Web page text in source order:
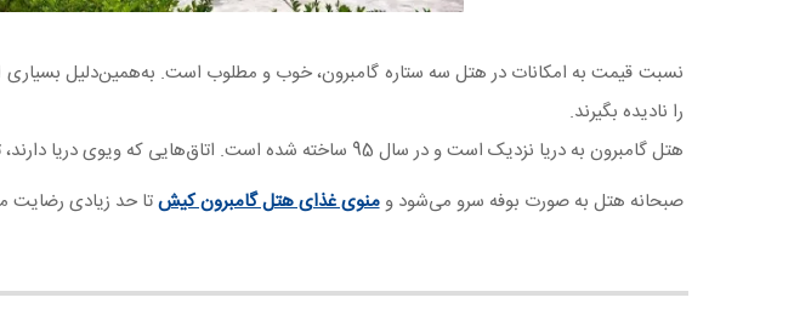
نسبت قیمت به امکانات در هتل سه ستاره گامبرون، خوب و مطلوب است. به‌همین‌دلیل
را نادیده بگیرند.
هتل گامبرون به دریا نزدیک است و در سال 95 ساخته شده است. اتاق‌هایی که ویوی دریا دارند، تقریبا گران‌ترند.
صبحانه هتل به صورت بوفه سرو می‌شود ومنوی غذای هتل گامبرون کیشتا حد زیادی رضایت